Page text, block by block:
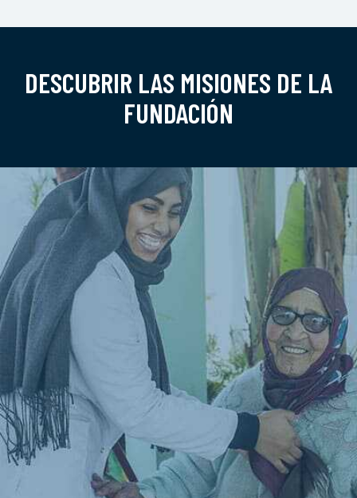
DESCUBRIR LAS MISIONES DE LA
FUNDACIÓN